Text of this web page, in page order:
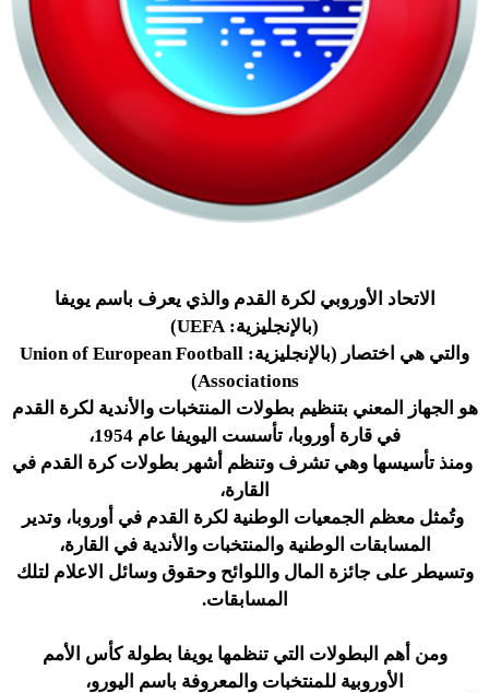
الاتحاد الأوروبي لكرة القدم والذي يعرف باسم يويفا
(بالإنجليزية: UEFA)
والتي هي اختصار (بالإنجليزية: Union of European Football
Associations)
هو الجهاز المعني بتنظيم بطولات المنتخبات والأندية لكرة القدم
في قارة أوروبا، تأسست اليويفا عام 1954،
ومنذ تأسيسها وهي تشرف وتنظم أشهر بطولات كرة القدم في
القارة،
وتُمثل معظم الجمعيات الوطنية لكرة القدم في أوروبا، وتدير
المسابقات الوطنية والمنتخبات والأندية في القارة،
وتسيطر على جائزة المال واللوائح وحقوق وسائل الاعلام لتلك
المسابقات.
ومن أهم البطولات التي تنظمها يويفا بطولة كأس الأمم
الأوروبية للمنتخبات والمعروفة باسم اليورو،